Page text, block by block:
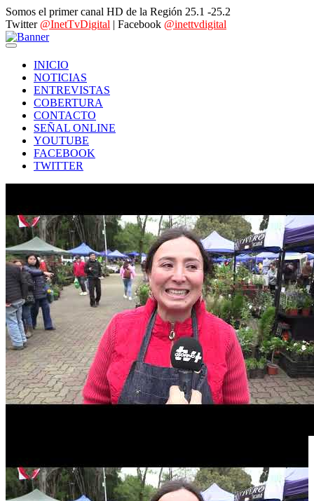
Somos el primer canal HD de la Región 25.1 -25.2
Twitter @InetTvDigital | Facebook @inettvdigital
INICIO
NOTICIAS
ENTREVISTAS
COBERTURA
CONTACTO
SEÑAL ONLINE
YOUTUBE
FACEBOOK
TWITTER